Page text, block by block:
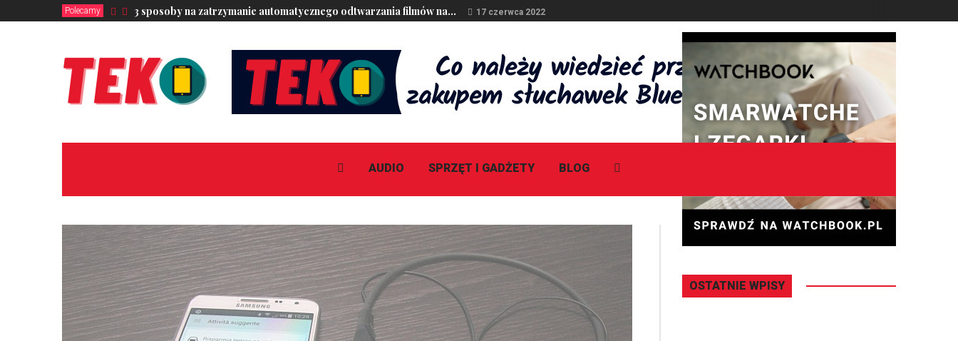
Polecamy 3 sposoby na zatrzymanie automatycznego odtwarzania filmów na... 17 czerwca 2022
DZISIAJ
Czwartek ,
AUDIO SPRZĘT I GADŻETY BLOG
OSTATNIE WPISY